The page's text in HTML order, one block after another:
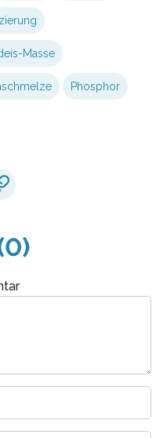
Masse
Phosphor